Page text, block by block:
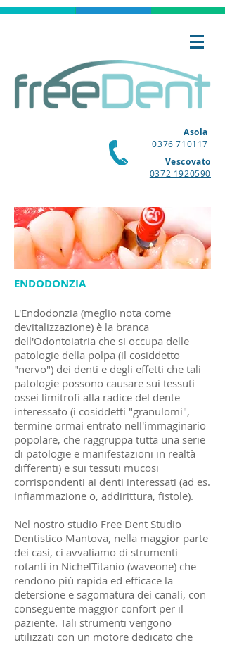
Asola
0376 710117
Vescovato
0372 1920590
ENDODONZIA
L'Endodonzia (meglio nota come
devitalizzazione) è la branca
dell'Odontoiatria che si occupa delle
patologie della polpa (il cosiddetto
"nervo") dei denti e degli effetti che tali
patologie possono causare sui tessuti
ossei limitrofi alla radice del dente
interessato (i cosiddetti "granulomi",
termine ormai entrato nell'immaginario
popolare, che raggruppa tutta una serie
di patologie e manifestazioni in realtà
differenti) e sui tessuti mucosi
corrispondenti ai denti interessati (ad es.
infiammazione o, addirittura, fistole).
Nel nostro studio Free Dent Studio
Dentistico Mantova, nella maggior parte
dei casi, ci avvaliamo di strumenti
rotanti in NichelTitanio (waveone) che
rendono più rapida ed efficace la
detersione e sagomatura dei canali, con
conseguente maggior confort per il
paziente. Tali strumenti vengono
utilizzati con un motore dedicato che